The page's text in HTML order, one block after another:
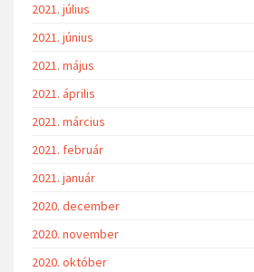
2021. július
2021. június
2021. május
2021. április
2021. március
2021. február
2021. január
2020. december
2020. november
2020. október